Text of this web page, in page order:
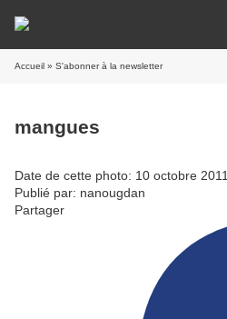
Accueil » S'abonner à la newsletter
mangues
Date de cette photo: 10 octobre 2011
Publié par: nanougdan
Partager